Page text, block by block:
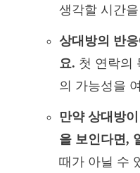
생각할 시간
상대방의 반
요. 첫 연락의
의 가능성을
만약 상대방
을 보인다면,
때가 아닐 수